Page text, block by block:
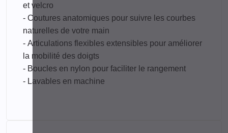
et velcro
- Coutures anatomiques pour suivre les courbes
naturelles de votre main
- Articulations flexibles extensibles pour améliorer
la mobilité des doigts
- Boucles en nylon pour faciliter le rangement
- Lavables en machine